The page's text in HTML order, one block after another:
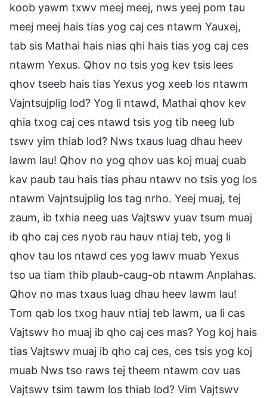
koob yawm txwv meej meej, nws yeej pom tau
meej meej hais tias yog caj ces ntawm Yauxej,
tab sis Mathai hais nias qhi hais tias yog caj ces
ntawm Yexus. Qhov no tsis yog kev tsis lees
qhov tseeb hais tias Yexus yog xeeb los ntawm
Vajntsujplig lod? Yog li ntawd, Mathai qhov kev
qhia txog caj ces ntawd tsis yog tib neeg lub
tswv yim thiab lod? Nws txaus luag dhau heev
lawm lau! Qhov no yog qhov uas koj muaj cuab
kav paub tau hais tias phau ntawv no tsis yog los
ntawm Vajntsujplig los tag nrho. Yeej muaj, tej
zaum, ib txhia neeg uas Vajtswv yuav tsum muaj
ib qho caj ces nyob rau hauv ntiaj teb, yog li
qhov tau los ntawd ces yog lawv muab Yexus
tso ua tiam thib plaub-caug-ob ntawm Anplahas.
Qhov no mas txaus luag dhau heev lawm lau!
Tom qab los txog hauv ntiaj teb lawm, ua li cas
Vajtswv ho muaj ib qho caj ces mas? Yog koj hais
tias Vajtswv muaj ib qho caj ces, ces tsis yog koj
muab Nws tso raws tej theem ntawm cov uas
Vajtswv tsim tawm los thiab lod? Vim Vajtswv